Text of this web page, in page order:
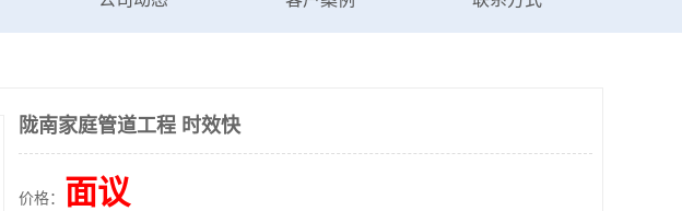
陇南家庭管道工程 时效快
价格： 面议